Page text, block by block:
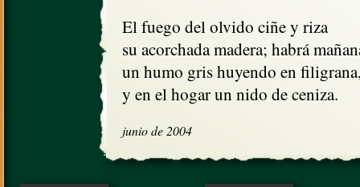
El fuego del olvido ciñe y riza
su acorchada madera; habrá
un humo gris huyendo en
y en el hogar un nido de ceniza.
junio de 2004